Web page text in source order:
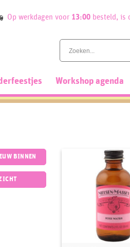
Op werkdagen voor 13:00besteld, is
Workshop agenda
BINNEN